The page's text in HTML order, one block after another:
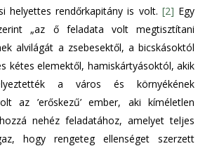
helyettes rendőrkapitány is volt. [2] Egy
„az ő feladata volt megtisztítani
alvilágát a zsebesektől, a bicskásoktól
kétes elemektől, hamiskártyásoktól, akik
a város és környékének
az ’erőskezű’ ember, aki kíméletlen
nehéz feladatához, amelyet teljes
hogy rengeteg ellenséget szerzett